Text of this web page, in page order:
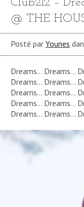
Club212 –
@ THE
Posté parYounes
Dreams… Dreams…
Dreams… Dreams…
Dreams… Dreams…
Dreams… Dreams…
Dreams… Dreams…